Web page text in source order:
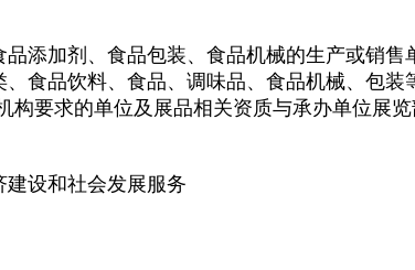
加剂、食品包装、食品机械的生产或销售
品饮料、食品、调味品、食品机械、包装
要求的单位及展品相关资质与承办单位展览
设和社会发展服务